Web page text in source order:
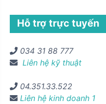
Hỗ trợ trực tuyến
034 31 88 777
Liên hệ kỹ thuật
04.351.33.522
Liên hệ kinh doanh 1